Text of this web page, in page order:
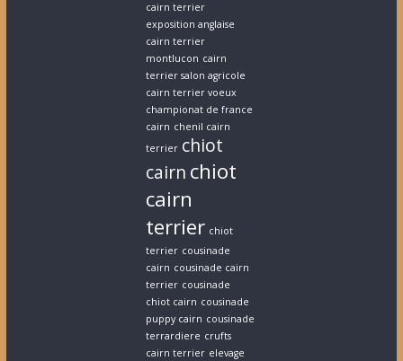
cairn terrier
exposition anglaise
cairn terrier
montlucon cairn
terrier salon agricole
cairn terrier voeux
championat de france
cairn chenil cairn
terrier chiot
cairn chiot
cairn
terrier chiot
terrier cousinade
cairn cousinade cairn
terrier cousinade
chiot cairn cousinade
puppy cairn cousinade
terrardiere crufts
cairn terrier elevage